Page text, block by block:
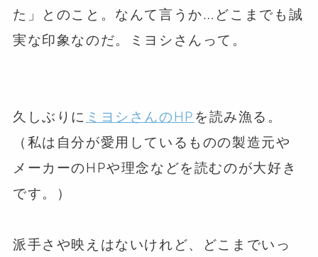
た」とのこと。なんて言うか…どこまでも誠
実な印象なのだ。ミヨシさんって。
久しぶりに ミヨシさんのHP を読み漁る。
（私は自分が愛用しているものの製造元や
メーカーのHPや理念などを読むのが大好き
です。）
派手さや映えはないけれど、どこまでいっ